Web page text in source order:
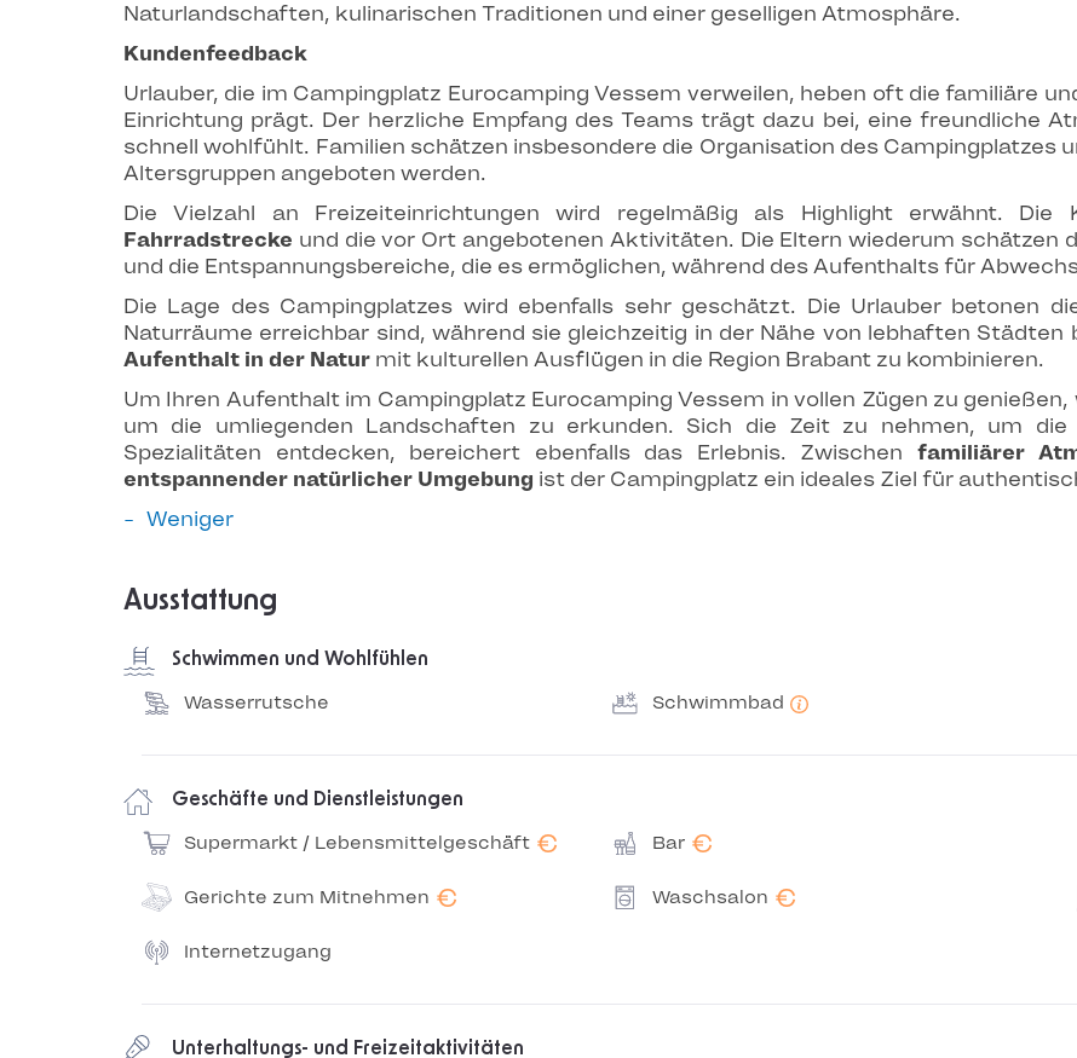
Naturlandschaften, kulinarischen Traditionen und einer geselligen Atmosphäre.
Kundenfeedback
Urlauber, die im Campingplatz Eurocamping Vessem verweilen, heben oft die familiäre
Einrichtung prägt. Der herzliche Empfang des Teams trägt dazu bei, eine freundliche
schnell wohlfühlt. Familien schätzen insbesondere die Organisation des Campingplatzes
Altersgruppen angeboten werden.
Die Vielzahl an Freizeiteinrichtungen wird regelmäßig als Highlight erwähnt. Die
Fahrradstrecke und die vor Ort angebotenen Aktivitäten. Die Eltern wiederum schätzen
und die Entspannungsbereiche, die es ermöglichen, während des Aufenthalts für
Die Lage des Campingplatzes wird ebenfalls sehr geschätzt. Die Urlauber betonen
Naturräume erreichbar sind, während sie gleichzeitig in der Nähe von lebhaften Städten
Aufenthalt in der Natur mit kulturellen Ausflügen in die Region Brabant zu kombinieren.
Um Ihren Aufenthalt im Campingplatz Eurocamping Vessem in vollen Zügen zu
um die umliegenden Landschaften zu erkunden. Sich die Zeit zu nehmen, um die
Spezialitäten entdecken, bereichert ebenfalls das Erlebnis. Zwischen familiärer
entspannender natürlicher Umgebung ist der Campingplatz ein ideales Ziel für
Weniger
Ausstattung
Schwimmen und Wohlfühlen
Wasserrutsche Schwimmbad
Geschäfte und Dienstleistungen
Supermarkt / Lebensmittelgeschäft € Bar €
Gerichte zum Mitnehmen € Waschsalon €
Internetzugang
Unterhaltungs- und Freizeitaktivitäten